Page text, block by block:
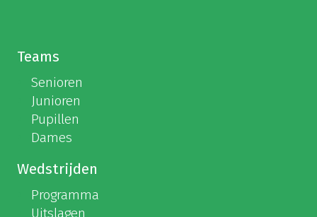
Teams
Senioren
Junioren
Pupillen
Dames
Wedstrijden
Programma
Uitslagen